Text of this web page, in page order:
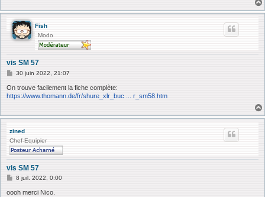
Fish
Modo
vis SM 57
M
s
s
a
e
30 juin 2022, 21:07
On trouve facilement la fiche complète:
https://www.thomann.de/fr/shure_xlr_buc ... r_sm58.htm
zined
Chef-Equipier
vis SM 57
M
s
8 juil. 2022, 0:00
oooh merci Nico.